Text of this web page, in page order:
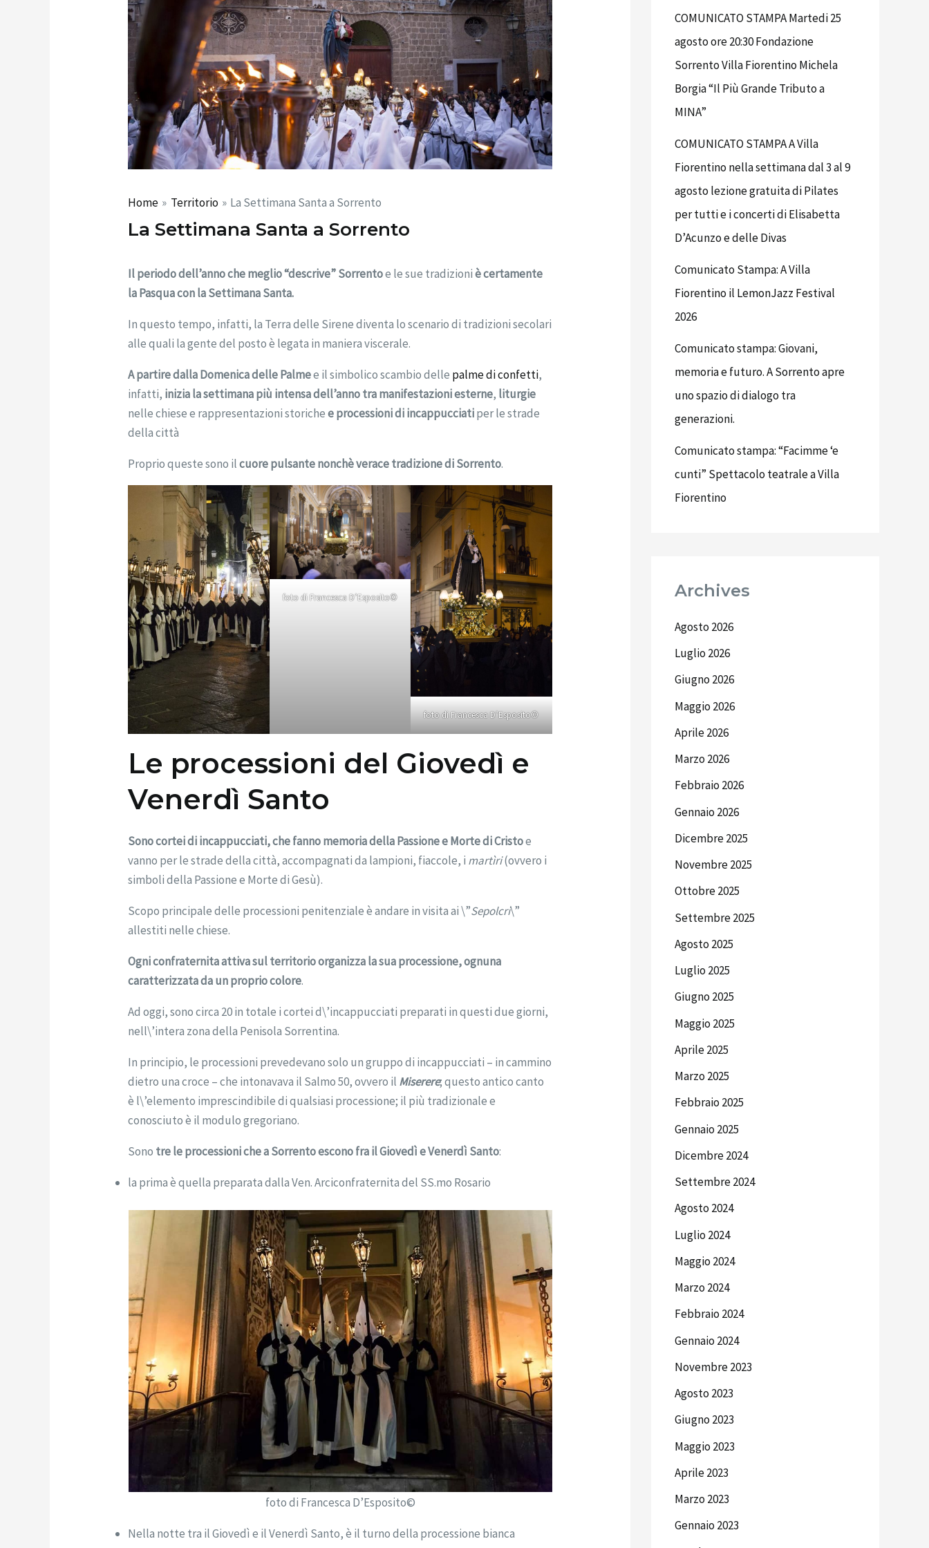
Home Territorio La Settimana Santa a Sorrento
La Settimana Santa a Sorrento
Il periodo dell’anno che meglio “descrive” Sorrentoe le sue tradizioniè certamente
la Pasqua con la Settimana Santa.
In questo tempo, infatti, la Terra delle Sirene diventa lo scenario di tradizioni secolari
alle quali la gente del posto è legata in maniera viscerale.
A partire dalla Domenica delle Palmee il simbolico scambio delle palme di confetti,
infatti, inizia la settimana più intensa dell’annotramanifestazioni esterne, liturgie
nelle chiese e rappresentazioni storichee processioni di incappucciatiper le strade
della città
Proprio queste sono ilcuore pulsante nonchè verace tradizione di Sorrento.
foto di Francesca D’Esposito©
foto di Francesca D’Esposito©
Le processioni del Giovedì e
Venerdì Santo
Sono cortei di incappucciati, che fanno memoria della Passione e Morte di Cristoe
vanno per le strade della città, accompagnati da lampioni, fiaccole, i martìri(ovvero i
simboli della Passione e Morte di Gesù).
Scopo principale delle processioni penitenziale è andare in visita ai \”Sepolcri\”
allestiti nelle chiese.
Ogni confraternita attiva sul territorio organizzala sua processione, ognuna
caratterizzata da un proprio colore.
Ad oggi, sono circa 20 in totale i cortei d\’incappucciati preparati in questi due giorni,
nell\’intera zona della Penisola Sorrentina.
In principio, le processioni prevedevano solo un gruppo di incappucciati – in cammino
dietro una croce – che intonavava il Salmo 50, ovvero il Miserere; questo antico canto
è l\’elemento imprescindibile di qualsiasi processione; il più tradizionale e
conosciuto è il modulo gregoriano.
Sono tre le processioni che a Sorrento escono fra il Giovedì e Venerdì Santo:
la prima è quella preparata dalla Ven. Arciconfraternita del SS.mo Rosario
foto di Francesca D’Esposito©
Nella notte tra il Giovedì e il Venerdì Santo, è il turno della processione bianca
COMUNICATO STAMPA Martedi 25
agosto ore 20:30 Fondazione
Sorrento Villa Fiorentino Michela
Borgia “Il Più Grande Tributo a
MINA”
COMUNICATO STAMPA A Villa
Fiorentino nella settimana dal 3 al 9
agosto lezione gratuita di Pilates
per tutti e i concerti di Elisabetta
D’Acunzo e delle Divas
Comunicato Stampa: A Villa
Fiorentino il LemonJazz Festival
2026
Comunicato stampa: Giovani,
memoria e futuro. A Sorrento apre
uno spazio di dialogo tra
generazioni.
Comunicato stampa: “Facimme ‘e
cunti” Spettacolo teatrale a Villa
Fiorentino
Archives
Agosto 2026
Luglio 2026
Giugno 2026
Maggio 2026
Aprile 2026
Marzo 2026
Febbraio 2026
Gennaio 2026
Dicembre 2025
Novembre 2025
Ottobre 2025
Settembre 2025
Agosto 2025
Luglio 2025
Giugno 2025
Maggio 2025
Aprile 2025
Marzo 2025
Febbraio 2025
Gennaio 2025
Dicembre 2024
Settembre 2024
Agosto 2024
Luglio 2024
Maggio 2024
Marzo 2024
Febbraio 2024
Gennaio 2024
Novembre 2023
Agosto 2023
Giugno 2023
Maggio 2023
Aprile 2023
Marzo 2023
Gennaio 2023